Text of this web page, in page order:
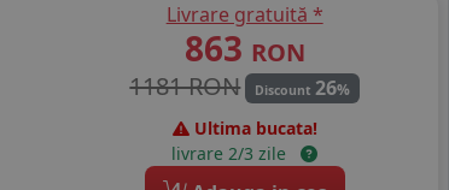
Livrare gratuită *
863 RON
1181 RON
Discount26%
Ultima bucata!
livrare 2/3 zile